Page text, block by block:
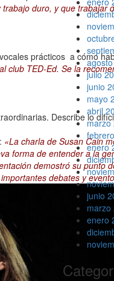
duro, y que trabajar
prácticos a cómo
club TED-Ed. Se la
Describe lo
«La charla de Susan Cain
forma de entender a la
demostró su punto
debates y
julio
junio
mayo
abril
marzo
enero
junio
marzo
enero